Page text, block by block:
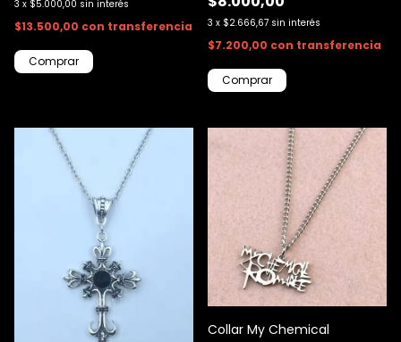
3 x $5.000,00 sin interés
$13.500,00 con transferencia 3 x $2.666,67 sin interés
$7.200,00 con transferencia
Collar My Chemical